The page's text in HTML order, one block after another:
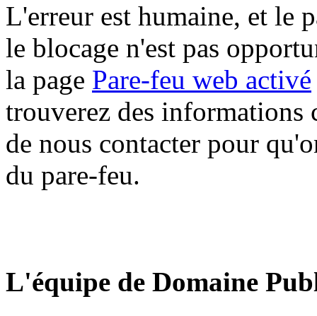
L'erreur est humaine, et le
le blocage n'est pas
la page Pare-feu web activé
trouverez des informations
de nous contacter pour
du pare-feu.
L'équipe de Domaine